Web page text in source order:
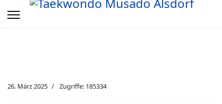
26. März 2025 Zugriffe: 185334